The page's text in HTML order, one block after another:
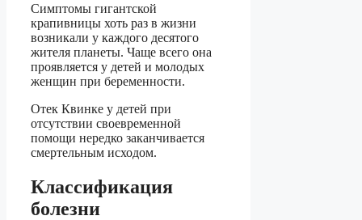
Симптомы гигантской
крапивницы хоть раз в жизни
возникали у каждого десятого
жителя планеты. Чаще всего она
проявляется у детей и молодых
женщин при беременности.
Отек Квинке у детей при
отсутствии своевременной
помощи нередко заканчивается
смертельным исходом.
Классификация
болезни